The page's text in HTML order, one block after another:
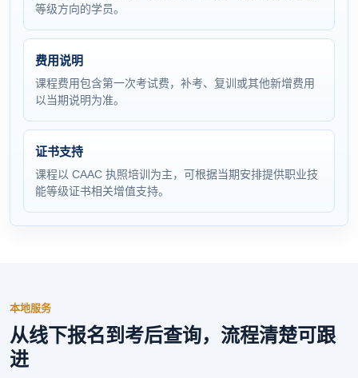
等级方向的学员。
费用说明
课程费用包含第一次考试费，补考、复训或其他新增费用
以当期说明为准。
证书支持
课程以 CAAC 执照培训为主，可根据当期安排提供职业技
能等级证书相关增值支持。
本地服务
从线下报名到考后查询，流程清楚可跟
进